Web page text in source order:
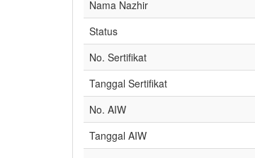
Nama Nazhir
Status
No. Sertifikat
Tanggal Sertifikat
No. AIW
Tanggal AIW